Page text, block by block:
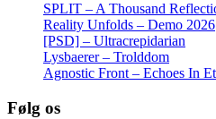
SPLIT – A Thousand
Reality Unfolds – Demo 2026
[PSD] – Ultracrepidarian
Lysbaerer – Trolddom
Agnostic Front – Echoes In
Følg os